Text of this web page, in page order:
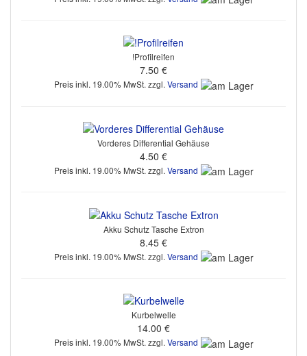
!Profilreifen
7.50 €
Preis inkl. 19.00% MwSt. zzgl.Versand
Vorderes Differential Gehäuse
4.50 €
Preis inkl. 19.00% MwSt. zzgl. Versand
Akku Schutz Tasche Extron
8.45 €
Preis inkl. 19.00% MwSt. zzgl. Versand
Kurbelwelle
14.00 €
Preis inkl. 19.00% MwSt. zzgl.Versand